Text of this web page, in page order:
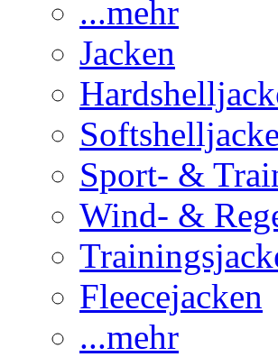
...mehr
Jacken
Sport- &
Wind- &
Fleecejacken
...mehr